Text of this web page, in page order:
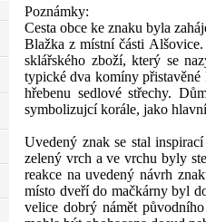
Poznámky:
Cesta obce ke znaku byla
Blažka z místní části
sklářského zboží, který se
typické dva komíny přistavěné
hřebenu sedlové střechy.
symbolizujcí korále, jako
Uvedený znak se stal
zelený vrch a ve vrchu byly
reakce na uvedený návrh
místo dveří do mačkárny byl
velice dobrý námět